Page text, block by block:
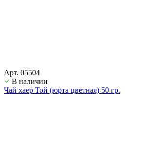
Арт. 05504
В наличии
Чай хаер Той (юрта цветная) 50 гр.